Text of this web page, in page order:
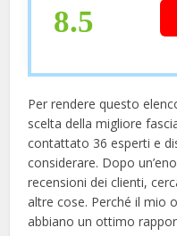
Sollievo dal
8.5
Per rendere questo
scelta della migliore
contattato 36 esperti e
considerare. Dopo
recensioni dei clienti,
altre cose. Perché il mio
abbiano un ottimo